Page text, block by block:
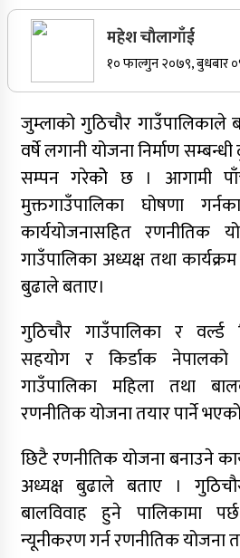
सर्वोच्चले खारेज गर्‍यो
पदमुक्तिको निर्णय
नेपाली कांग्रेसका
सुर्खेतमा जिप
जुम्लामा बेहोस
कर्णालीमा कांग्रेसका
नृपध्वज निरौलाको
आदेश गरेको हो ।
जुम्लामा महिलामाथि
आरोपमा एक पक्राउ
नेपाली कांग्रेस
डाेल्पाकाे
महेश चाैलागाँई
१० फाल्गुन २०७९, बुधबार
जुम्लाको गुठिचौर गाउँपालिकाले
वर्षे लगानी योजना निर्माण सम्बन्धी
सम्पन गरेकोे छ । आगामी पाँच
मुक्तगाउँपालिका घोषणा
कार्ययोजनासहित रणनीतिक
गाउँपालिका अध्यक्ष तथा
बुढाले बताए।
गुठिचौर गाउँपालिका र
सहयोग र किर्डाक नेपालको
गाउँपालिका महिला तथा
रणनीतिक योजना तयार पार्ने
छिटै रणनीतिक योजना बनाउने
अध्यक्ष बुढाले बताए ।
बालविवाह हुने पालिकामा
न्यूनीकरण गर्न रणनीतिक योजना